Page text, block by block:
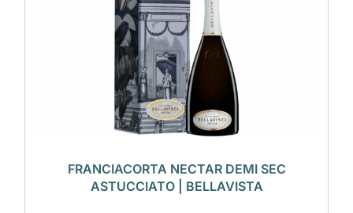
FRANCIACORTA NECTAR DEMI SEC
ASTUCCIATO | BELLAVISTA